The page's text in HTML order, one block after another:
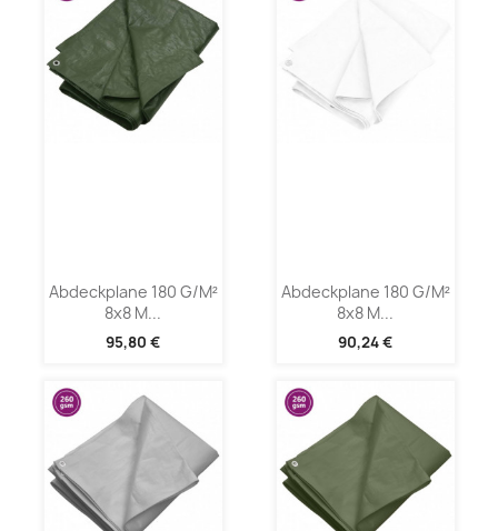
Abdeckplane 180 G/m²
8x8 M...
95,80 €
Abdeckplane 180 G/m²
8x8 M...
90,24 €